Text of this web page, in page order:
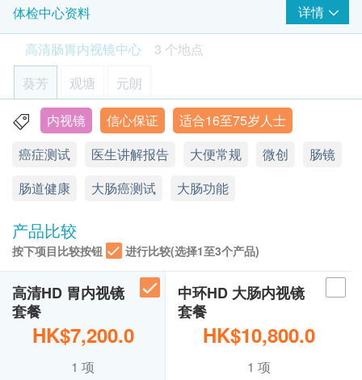
此价目不包括瘜肉切除及活组织抽取之费用。客户将
检查後於本中心支付差额。客户可於本中心网站查看
价目表
*此项交易必须经医生评估是否适合进行。若经医生评
估后，客户并不适合进行内视镜检查，将需支付医生
诊症费用HKD500，余下差额将会退回。
高清肠胃内视镜中心以崭新科技为您提供一站式内视
镜服务。我们的内视镜团队由经验丰富、专业细心的
专科医生及护士组成，一系列无压力的内视镜检查服
务、尖端影像系统、周全设备与配套，尽是为您提供
一个安全、放松及舒适的检查环境。本中心遵从严格
专业指引，由卫生配套、药物剂量、无菌消毒、传染
防控等均以最高级别处理，并由医护人员确保程序的
完整与安全。此外，套餐式收费透明公开，让病人清
晰了解服务范畴与收费细明。
个工作天办公时间内，致电客户预约检查的时间及
地点。
客户必须于预约当天出示身份证及打印订购确认信
以确认身份。
本内视镜检查只适用于16岁至75岁人仕。18岁以
下人仕由家长或监护人陪同。
本内视镜检查有效期为2个月，客户必须于2个月内
(由确认付款日期起计)接受有关检查，逾期作废。
订购一经确认，不设更改已订购的计划，转让给第
三者及／或退款。
本内视镜检查必须经医生评估是否适合进行。如医
生认为不适合进行内视镜检查，本中心将收取港币
$500作为医生诊症费，余额将退回客户。
内视镜检查最终价格以检查后结果(即检查过程中
所抽取瘜肉及活组织的数量) 而定，客户将检查后
于本中心支付差额。客户可于本中心网站查看价目
表:请按这里
体检中心资料
详情
高清肠胃内视镜中心
3 个地点
葵芳
观塘 元朗
葵芳兴芳路223号 新都会广场二座1905及1906室 (葵芳地铁
星期一至星期五：9:00a.m – 6:00p.m.
星期六：9:00a.m – 1:00p.m.
星期日及公众假期： 休息
电话: 2130 3203
Whatsapp: 5237 1867
内视镜 信心保证
适合16至75岁人士
癌症测试
医生讲解报告 大便常规 微创
肠镜
肠道健康
大肠癌测试 大肠功能
产品比较
按下项目比较按钮 进行比较(选择1至3个产品)
高清HD 胃内视镜
套餐
HK$7,200.0
1 项
中环HD 大肠内视镜
套餐
HK$10,800.0
1 项